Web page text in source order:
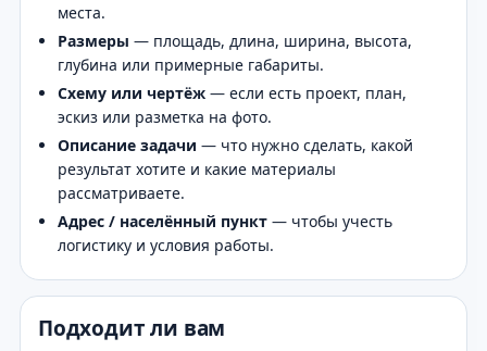
места.
Размеры — площадь, длина, ширина, высота,
глубина или примерные габариты.
Схему или чертёж — если есть проект, план,
эскиз или разметка на фото.
Описание задачи — что нужно сделать, какой
результат хотите и какие материалы
рассматриваете.
Адрес / населённый пункт — чтобы учесть
логистику и условия работы.
Подходит ли вам